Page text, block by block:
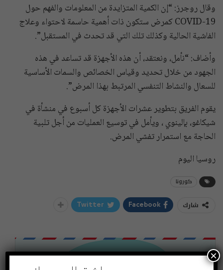
وقال روجرز: “إن الكمية المتزايدة من المعلومات والفهم حول
COVID-19 كمرض ستكون ذات أهمية حاسمة لاحتواء وعلاج
الفاشية الحالية وكذلك تلك التي قد تحدث في المستقبل”.
وأضاف: “نأمل، ونعتقد، أن هذه الأجهزة قد تساعد في هذه
الجهود من خلال تحديد وقياس الخصائص والسمات الأساسية
للسعال والنشاط التنفسي المرتبط بهذا المرض”.
يقوم الفريق بتطوير عشرات الأجهزة كل أسبوع في منشأة في
شيكاغو، بإلينوي ، ويأمل في توسيع العمليات من أجل تلبية
الحاجة مع استمرار تفشي المرض.
روسيا اليوم
كورونا
شارك Facebook
Twitter
×